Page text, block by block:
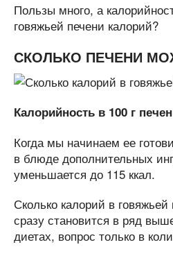
Пользы много, а
говяжьей печени калорий?
СКОЛЬКО ПЕЧЕНИ
Калорийность в 100 г
Когда мы начинаем ее
в блюде дополнительных
уменьшается до 115 ккал.
Сколько калорий в
сразу становится в ряд
диетах, вопрос только в